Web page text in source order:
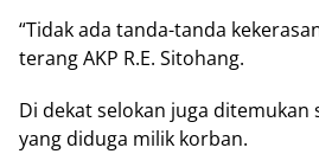
“Tidak ada tanda-tanda
terang AKP R.E. Sitohang.
Di dekat selokan juga ditemukan
yang diduga milik korban.